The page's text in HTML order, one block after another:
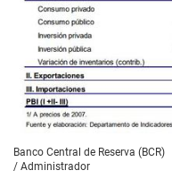
Banco Central de Reserva (BCR)
/ Administrador